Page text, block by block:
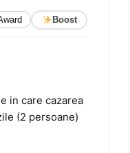
Boost
in care cazarea
(2 persoane)